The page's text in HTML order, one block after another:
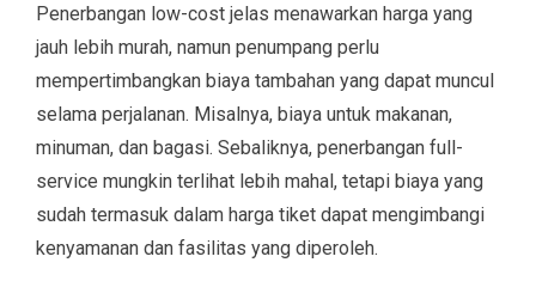
Penerbangan low-cost jelas menawarkan harga yang
jauh lebih murah, namun penumpang perlu
mempertimbangkan biaya tambahan yang dapat muncul
selama perjalanan. Misalnya, biaya untuk makanan,
minuman, dan bagasi. Sebaliknya, penerbangan full-
service mungkin terlihat lebih mahal, tetapi biaya yang
sudah termasuk dalam harga tiket dapat mengimbangi
kenyamanan dan fasilitas yang diperoleh.